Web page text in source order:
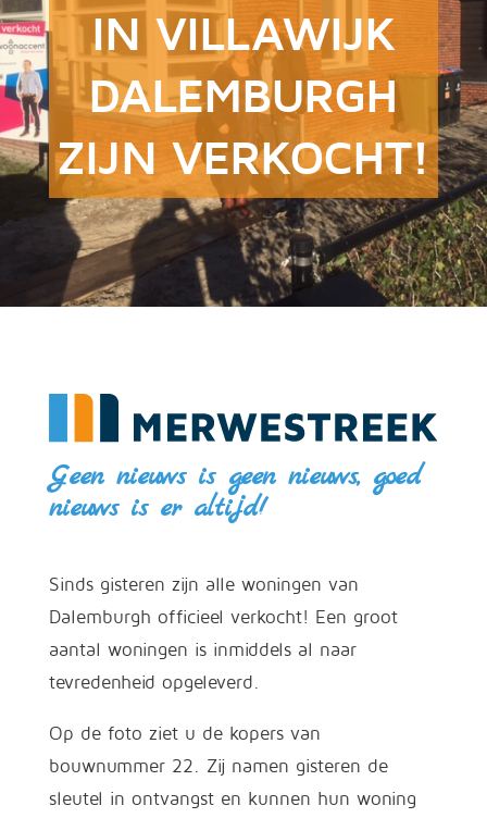
IN VILLAWIJK
DALEMBURGH
ZIJN VERKOCHT!
Geen nieuws is geen nieuws, goed
nieuws is er altijd!
Sinds gisteren zijn alle woningen van
Dalemburgh officieel verkocht! Een groot
aantal woningen is inmiddels al naar
tevredenheid opgeleverd.
Op de foto ziet u de kopers van
bouwnummer 22. Zij namen gisteren de
sleutel in ontvangst en kunnen hun woning